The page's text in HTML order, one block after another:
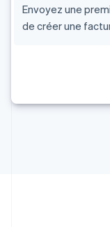
Envoyez une
de créer une
English Français
Chine